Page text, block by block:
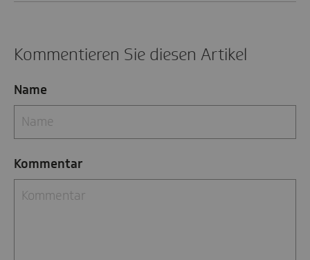
Kommentieren Sie diesen Artikel
Name
Kommentar